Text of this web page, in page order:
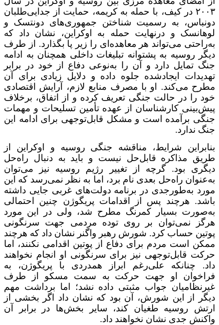
۲۰۰۳ در کیف، با حمله به کریمه، حمایت از جدایی‌طلبان
دونباس، به رسمیت شناختن جمهوری‌های دونتسک و
لوهانسک و درنهایت حمله به اوکراین، نشان داد که
به‌راحتی می‌تواند هر معاهده‌ای را زیر پا بگذارد. از طرف
دیگر روسیه به پشتوانه تبلیغات داخلی همچنان به ادامه
جنگ تمایل دارد و آن را به‌نوعی دفاع از خود در برابر
تهدیدات ایجادشده جلوه داده و دلایل زیادی برای آن
مطرح می‌کند. او با مصرف منابع لازم، آرایش اقتصادی
خود را در حالت جنگی تعریف کرده و از اتفاق، برخلاف
پیش‌بینی کارشناسان از عهده تأمین تسلیحات و مهمات
جنگی برآمده است و مشکل قابل‌توجهی برای ادامه این
جنگ ندارد.
بنابراین شرایط، مناقشه جنگی روسیه و اوکراین از
طریق مذاکره قابل‌حل نیست و باید به دنبال راه‌حل
دیگری بود. گرچه از تغییر رژیم روسیه نیز می‌توان
به‌عنوان راه‌حل بعدی نام برد، اما به نظر نمی‌رسد که این
مورد به‌طورجدی در برنامه‌ دولت‌های غربی جایی داشته
باشد. هرچند پس از اقدامات پریگوژن چنین احتمالی
به‌صورت بسیار کمرنگ مطرح شد، ولی در این مورد
هرگز نمی‌توان بر روی توده مردمی جهت سرنگونی
پوتین حساب کرد. شورش رهبر واگنر نشان داد که هرچند
ممکن است مردم برای دفاع از پوتین اقدامی نکنند، اما
حرکت قابل‌توجهی نیز برای سرنگونی او انجام نخواهند
داد. چنانکه علی‌رغم ابراز همدردی با پریگوژن، به
فراخوان او جهت حرکت به سمت مسکو از طرف
غیرنظامیان جواب مثبتی داده نشد؛ اما برداشت مهم
دیگر از این شورش، آن بود که نشان داد اگر بخشی از
ارتش روسیه طغیان کند، سایر بخش‌ها در برابر آن
واکنش جدی نشان نخواهند داد.